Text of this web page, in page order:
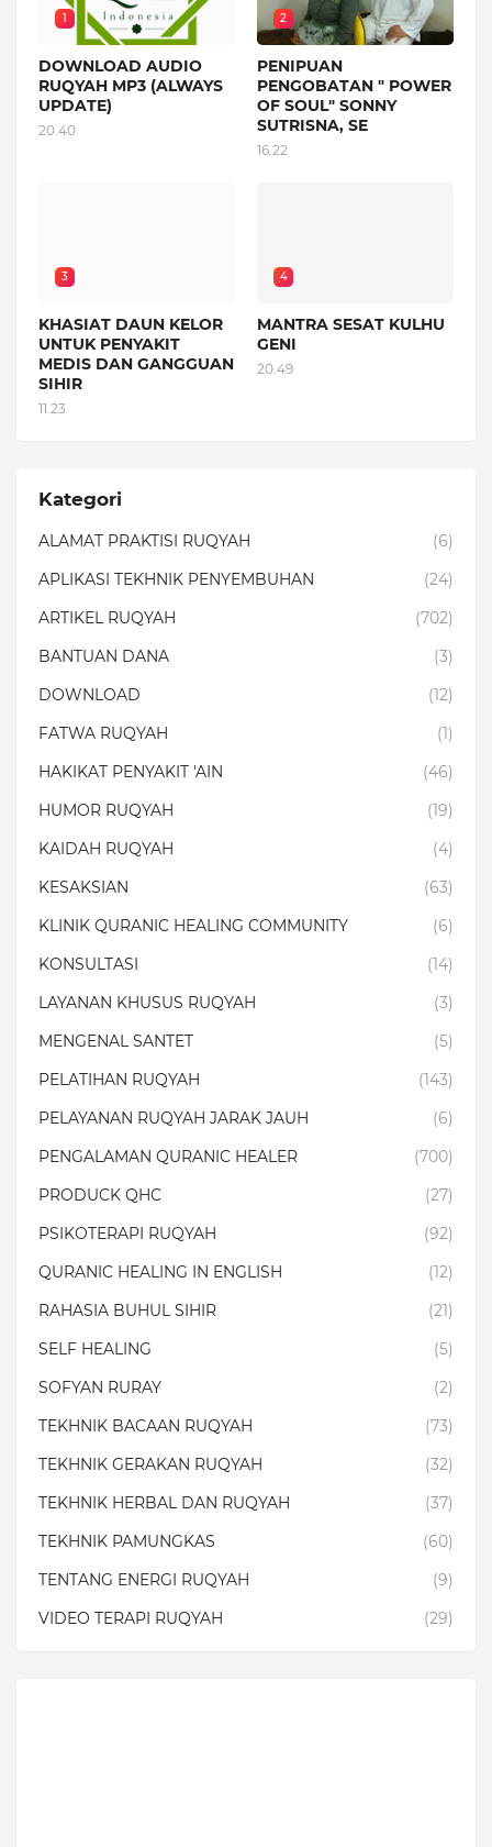
1
DOWNLOAD AUDIO
RUQYAH MP3 (ALWAYS
UPDATE)
20.40
2
PENIPUAN
PENGOBATAN " POWER
OF SOUL" SONNY
SUTRISNA, SE
16.22
3
KHASIAT DAUN KELOR
UNTUK PENYAKIT
MEDIS DAN GANGGUAN
SIHIR
11.23
4
MANTRA SESAT KULHU
GENI
20.49
Kategori
ALAMAT PRAKTISI RUQYAH
(6)
APLIKASI TEKHNIK PENYEMBUHAN
(24)
ARTIKEL RUQYAH
(702)
BANTUAN DANA
(3)
DOWNLOAD
(12)
FATWA RUQYAH
(1)
HAKIKAT PENYAKIT 'AIN
(46)
HUMOR RUQYAH
(19)
KAIDAH RUQYAH
(4)
KESAKSIAN
(63)
KLINIK QURANIC HEALING COMMUNITY
(6)
KONSULTASI
(14)
LAYANAN KHUSUS RUQYAH
(3)
MENGENAL SANTET
(5)
PELATIHAN RUQYAH
(143)
PELAYANAN RUQYAH JARAK JAUH
(6)
PENGALAMAN QURANIC HEALER
(700)
PRODUCK QHC
(27)
PSIKOTERAPI RUQYAH
(92)
QURANIC HEALING IN ENGLISH
(12)
RAHASIA BUHUL SIHIR
(21)
SELF HEALING
(5)
SOFYAN RURAY
(2)
TEKHNIK BACAAN RUQYAH
(73)
TEKHNIK GERAKAN RUQYAH
(32)
TEKHNIK HERBAL DAN RUQYAH
(37)
TEKHNIK PAMUNGKAS
(60)
TENTANG ENERGI RUQYAH
(9)
VIDEO TERAPI RUQYAH
(29)